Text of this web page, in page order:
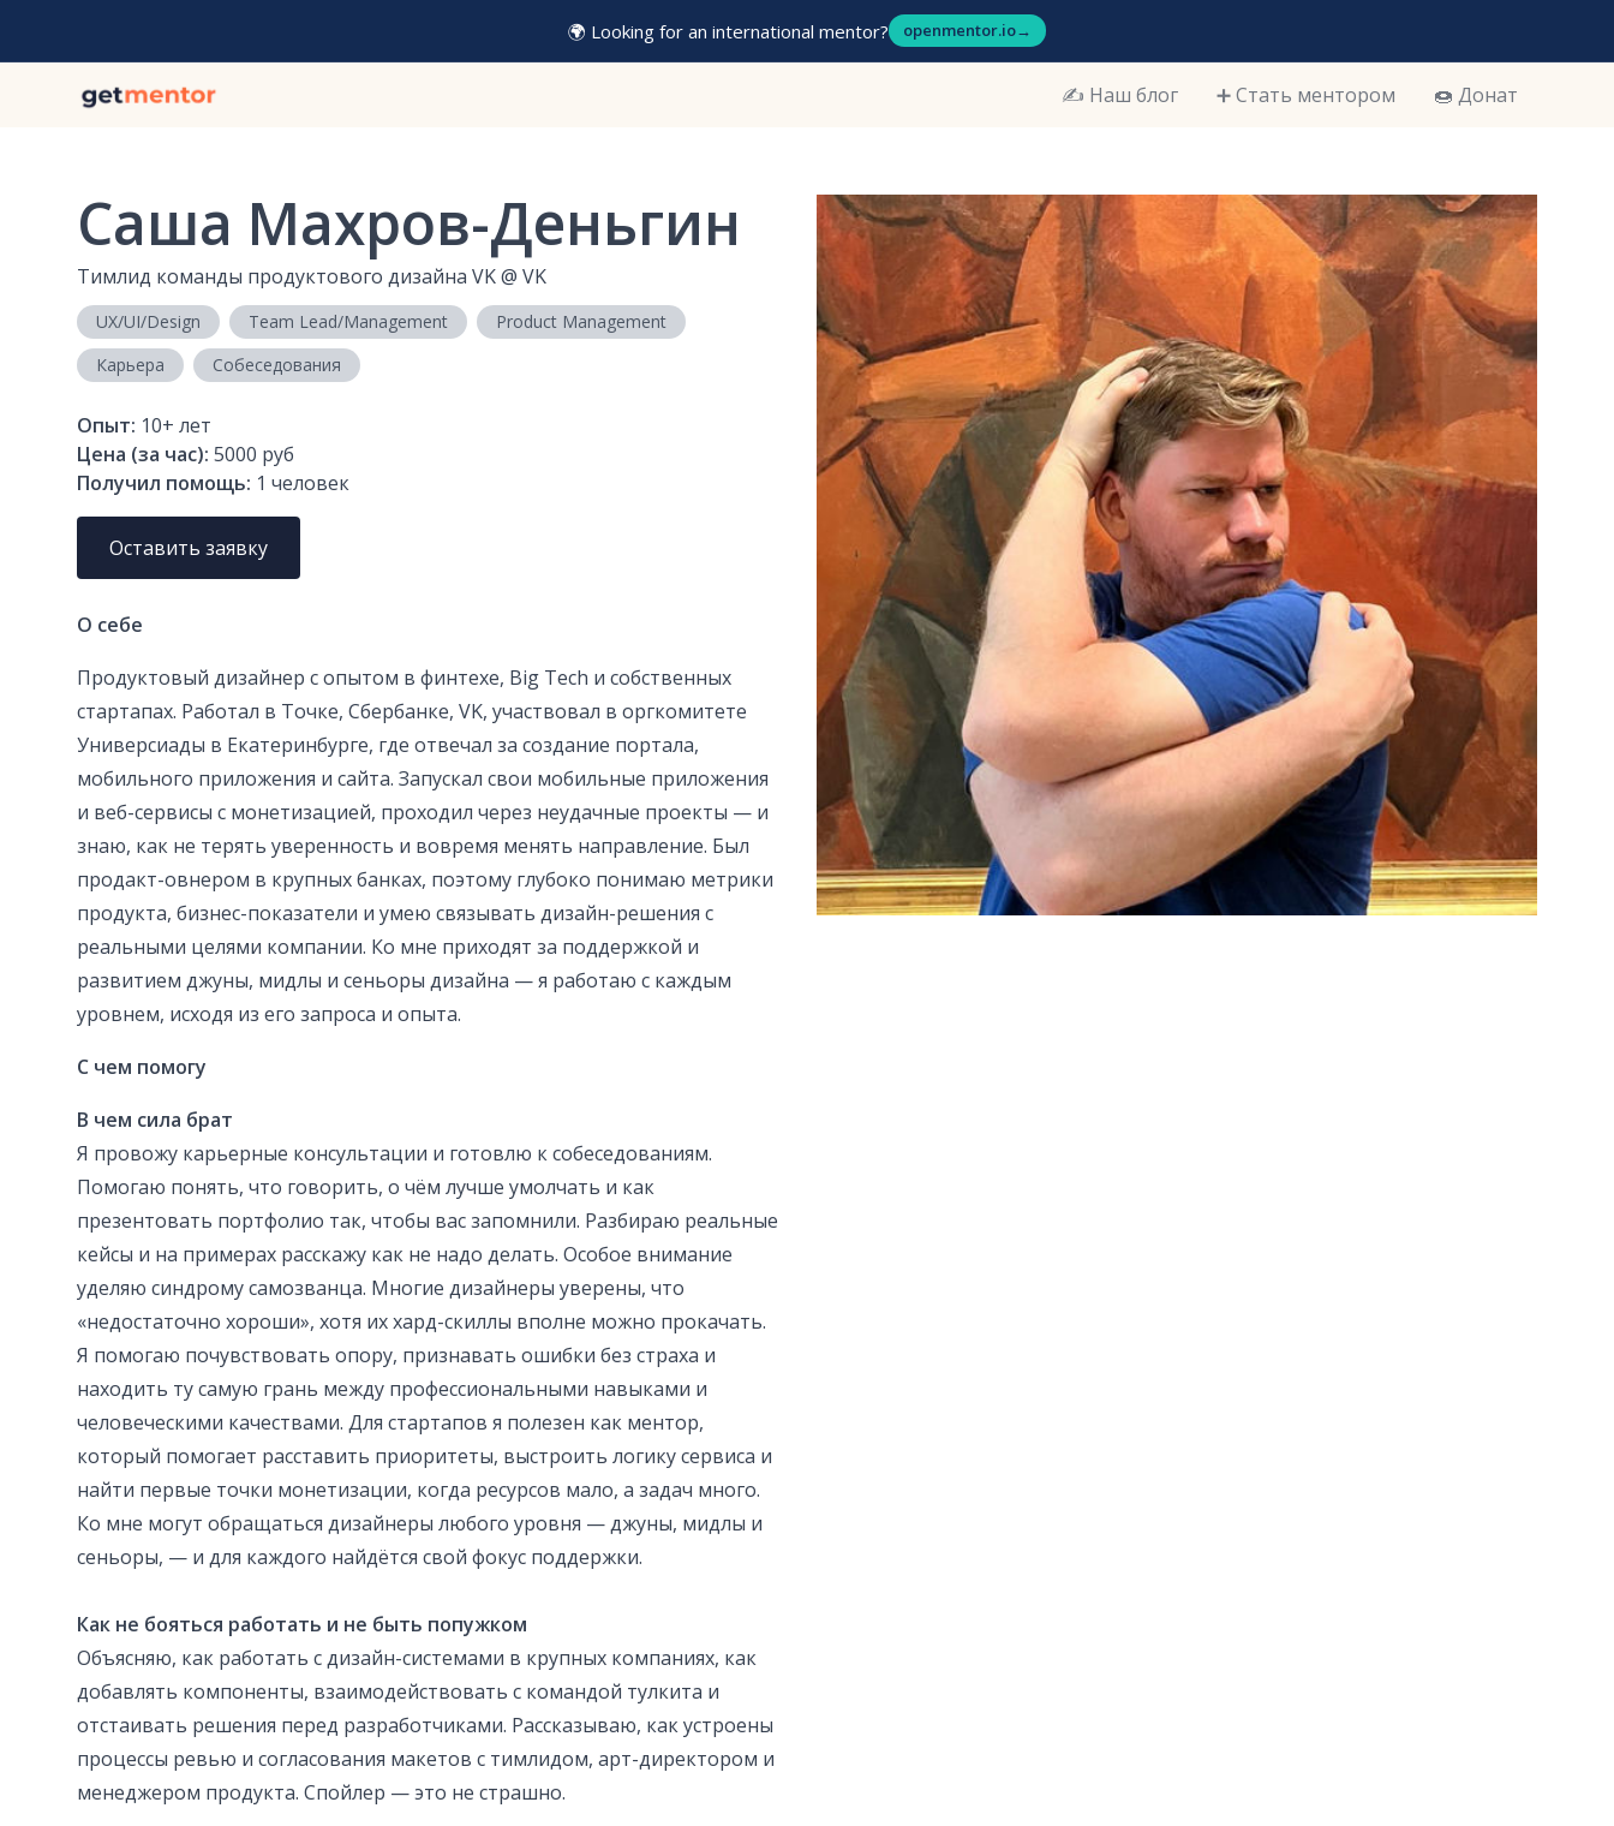
🌍 Looking for an international mentor? openmentor.io→
✍️ Наш блог ➕ Стать ментором 🍩 Донат
Саша Махров-Деньгин
Тимлид команды продуктового дизайна VK@ VK
UX/UI/Design Team Lead/Management
Product Management
Карьера
Собеседования
Опыт: 10+ лет
Цена (за час): 5000 руб
Получил помощь: 1 человек
Оставить заявку
О себе
Продуктовый дизайнер с опытом в финтехе, Big Tech и собственных
стартапах. Работал в Точке, Сбербанке, VK, участвовал в оргкомитете
Универсиады в Екатеринбурге, где отвечал за создание портала,
мобильного приложения и сайта. Запускал свои мобильные приложения
и веб-сервисы с монетизацией, проходил через неудачные проекты — и
знаю, как не терять уверенность и вовремя менять направление. Был
продакт-овнером в крупных банках, поэтому глубоко понимаю метрики
продукта, бизнес-показатели и умею связывать дизайн-решения с
реальными целями компании. Ко мне приходят за поддержкой и
развитием джуны, мидлы и сеньоры дизайна — я работаю с каждым
уровнем, исходя из его запроса и опыта.
С чем помогу
В чем сила брат
Я провожу карьерные консультации и готовлю к собеседованиям.
Помогаю понять, что говорить, о чём лучше умолчать и как
презентовать портфолио так, чтобы вас запомнили. Разбираю реальные
кейсы и на примерах расскажу как не надо делать. Особое внимание
уделяю синдрому самозванца. Многие дизайнеры уверены, что
«недостаточно хороши», хотя их хард-скиллы вполне можно прокачать.
Я помогаю почувствовать опору, признавать ошибки без страха и
находить ту самую грань между профессиональными навыками и
человеческими качествами. Для стартапов я полезен как ментор,
который помогает расставить приоритеты, выстроить логику сервиса и
найти первые точки монетизации, когда ресурсов мало, а задач много.
Ко мне могут обращаться дизайнеры любого уровня — джуны, мидлы и
сеньоры, — и для каждого найдётся свой фокус поддержки.
Как не бояться работать и не быть попужком
Объясняю, как работать с дизайн-системами в крупных компаниях, как
добавлять компоненты, взаимодействовать с командой тулкита и
отстаивать решения перед разработчиками. Рассказываю, как устроены
процессы ревью и согласования макетов с тимлидом, арт-директором и
менеджером продукта. Спойлер — это не страшно.